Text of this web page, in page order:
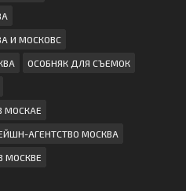
И МОСКОВС
ОСОБНЯК ДЛЯ СЪЕМОК
МОСКАЕ
АГЕНТСТВО МОСКВА
МОСКВЕ